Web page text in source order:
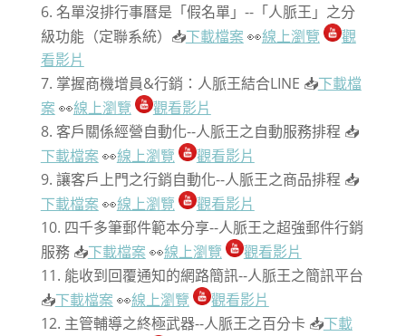
名單沒排行事曆是「假名單」--「人脈王」之分
級功能（定聯系統）📥下載檔案👀線上瀏覽
觀
看影片
掌握商機增員&行銷：人脈王結合LINE 📥下載檔
案👀線上瀏覽
觀看影片
客戶關係經營自動化--人脈王之自動服務排程 📥
下載檔案👀線上瀏覽
觀看影片
讓客戶上門之行銷自動化--人脈王之商品排程 📥
下載檔案👀線上瀏覽
觀看影片
四千多筆郵件範本分享--人脈王之超強郵件行銷
服務 📥下載檔案👀線上瀏覽
觀看影片
能收到回覆通知的網路簡訊--人脈王之簡訊平台
📥下載檔案👀線上瀏覽
觀看影片
主管輔導之終極武器--人脈王之百分卡 📥下載